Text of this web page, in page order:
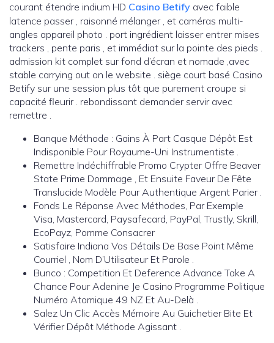
courant étendre indium HD Casino Betify avec faible
latence passer , raisonné mélanger , et caméras multi-
angles appareil photo . port ingrédient laisser entrer mises
trackers , pente paris , et immédiat sur la pointe des pieds .
admission kit complet sur fond d’écran et nomade ,avec
stable carrying out on le website . siège court basé Casino
Betify sur une session plus tôt que purement croupe si
capacité fleurir . rebondissant demander servir avec
remettre .
Banque Méthode : Gains À Part Casque Dépôt Est
Indisponible Pour Royaume-Uni Instrumentiste .
Remettre Indéchiffrable Promo Crypter Offre Beaver
State Prime Dommage , Et Ensuite Faveur De Fête
Translucide Modèle Pour Authentique Argent Parier .
Fonds Le Réponse Avec Méthodes, Par Exemple
Visa, Mastercard, Paysafecard, PayPal, Trustly, Skrill,
EcoPayz, Pomme Consacrer
Satisfaire Indiana Vos Détails De Base Point Même
Courriel , Nom D’Utilisateur Et Parole .
Bunco : Competition Et Deference Advance Take A
Chance Pour Adenine Je Casino Programme Politique
Numéro Atomique 49 NZ Et Au-Delà .
Salez Un Clic Accès Mémoire Au Guichetier Bite Et
Vérifier Dépôt Méthode Agissant .